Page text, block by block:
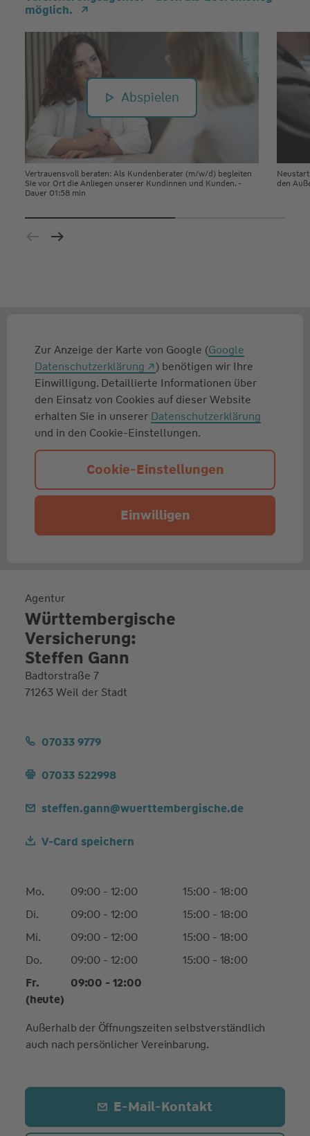
möglich.
Abspielen
Vertrauensvoll beraten: Als Kundenberater (m/w/d) begleiten
Sie vor Ort die Anliegen unserer Kundinnen und Kunden. -
Dauer 01:58 min
den
Zur Anzeige der Karte von Google (Google
Datenschutzerklärung
) benötigen wir Ihre
Einwilligung. Detaillierte Informationen über
den Einsatz von Cookies auf dieser Website
erhalten Sie in unserer Datenschutzerklärung
und in den Cookie-Einstellungen.
Cookie-Einstellungen
Einwilligen
Agentur
Württembergische
Versicherung:
Steffen Gann
Badtorstraße 7
71263 Weil der Stadt
07033 9779
07033 522998
steffen.gann@wuerttembergische.de
V-Card speichern
Mo. 09:00 - 12:00
15:00 - 18:00
Di.
09:00 - 12:00
15:00 - 18:00
Mi.
09:00 - 12:00
15:00 - 18:00
Do.
09:00 - 12:00
15:00 - 18:00
Fr.
(heute)
09:00 - 12:00
Außerhalb der Öffnungszeiten selbstverständlich
auch nach persönlicher Vereinbarung.
E-Mail-Kontakt